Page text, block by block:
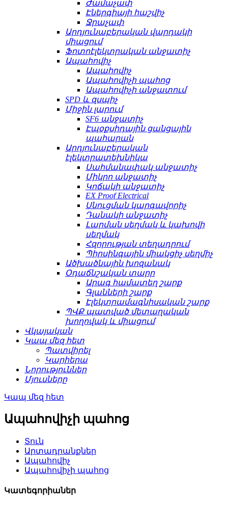
Ժամաչափ
Էներգիայի հաշվիչ
Ջրաչափ
Արդյունաբերական վարդակի
միացում
Ֆոտոէլեկտրական անջատիչ
Ապահովիչ
Ապահովիչ
Ապահովիչի պահոց
Ապահովիչի անջատում
SPD և զսպիչ
Միջին լարում
SF6 անջատիչ
Էպօքսիդային ցանցային
պահարան
Արդյունաբերական
էլեկտրատեխնիկա
Սահմանափակ անջատիչ
Միկրո անջատիչ
Կոճակի անջատիչ
EX Proof Electrical
Սնուցման կարգավորիչ
Դանակի անջատիչ
Լարման սեղմակ և կախովի
սեղմակ
Հզորության տեղադրում
Պիրսինգային միակցիչ սեղմիչ
Ածխածնային խոզանակ
Օդաճնշական տարր
Արագ համատեղ շարք
Գլանների շարք
Էլեկտրամագնիսական շարք
ՊՎՔ պատված մետաղական
խողովակ և միացում
Վկայական
Կապ մեզ հետ
Պատվիրել
Կարիերա
Նորություններ
Մյուսները
Կապ մեզ հետ
Ապահովիչի պահոց
Տուն
Արտադրանքներ
Ապահովիչ
Ապահովիչի պահոց
Կատեգորիաներ